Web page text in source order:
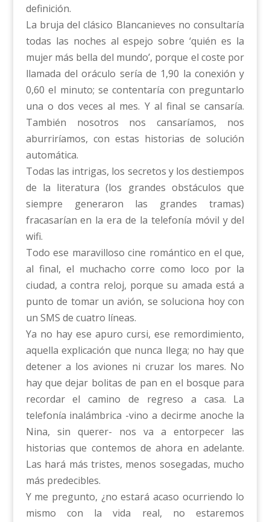
definición.
La bruja del clásico Blancanieves no consultaría
todas las noches al espejo sobre ‘quién es la
mujer más bella del mundo’, porque el coste por
llamada del oráculo sería de 1,90 la conexión y
0,60 el minuto; se contentaría con preguntarlo
una o dos veces al mes. Y al final se cansaría.
También nosotros nos cansaríamos, nos
aburriríamos, con estas historias de solución
automática.
Todas las intrigas, los secretos y los destiempos
de la literatura (los grandes obstáculos que
siempre generaron las grandes tramas)
fracasarían en la era de la telefonía móvil y del
wifi.
Todo ese maravilloso cine romántico en el que,
al final, el muchacho corre como loco por la
ciudad, a contra reloj, porque su amada está a
punto de tomar un avión, se soluciona hoy con
un SMS de cuatro líneas.
Ya no hay ese apuro cursi, ese remordimiento,
aquella explicación que nunca llega; no hay que
detener a los aviones ni cruzar los mares. No
hay que dejar bolitas de pan en el bosque para
recordar el camino de regreso a casa. La
telefonía inalámbrica -vino a decirme anoche la
Nina, sin querer- nos va a entorpecer las
historias que contemos de ahora en adelante.
Las hará más tristes, menos sosegadas, mucho
más predecibles.
Y me pregunto, ¿no estará acaso ocurriendo lo
mismo con la vida real, no estaremos